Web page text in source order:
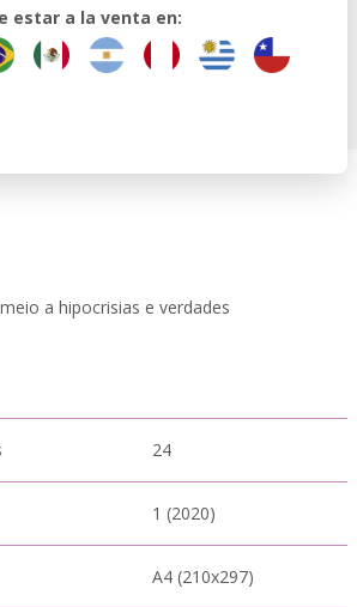
estar a la venta en:
a hipocrisias e verdades
24
1 (2020)
A4 (210x297)